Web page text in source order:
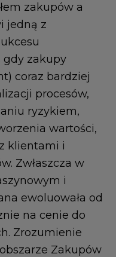
zakupów a
jedną z
gdy zakupy
coraz bardziej
procesów,
ryzykiem,
wartości,
klientami i
Zwłaszcza w
i
ewoluowała od
na cenie do
Zrozumienie
Zakupów